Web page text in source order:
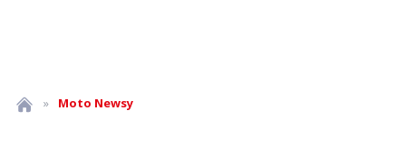
» Moto Newsy